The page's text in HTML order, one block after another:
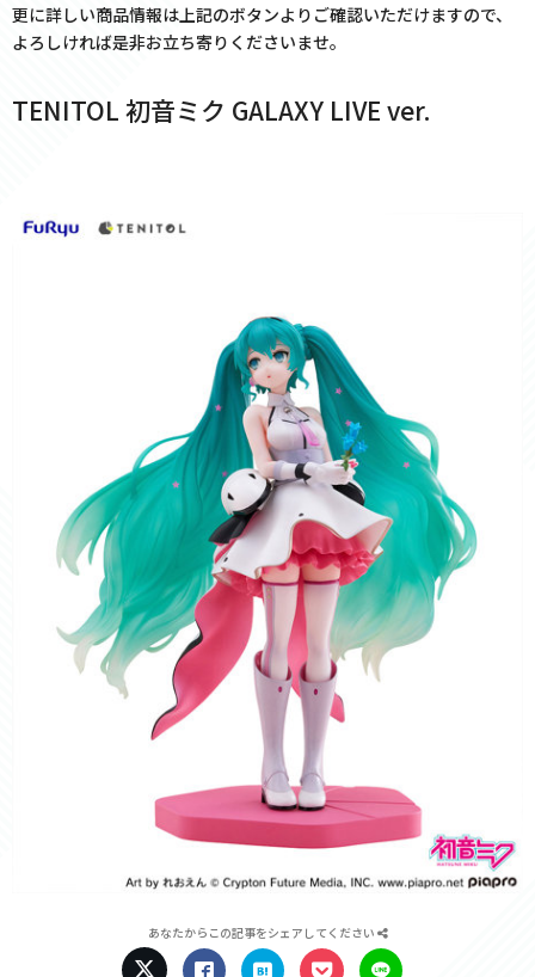
更に詳しい商品情報は上記のボタンよりご確認いただけますので、
よろしければ是非お立ち寄りくださいませ。
TENITOL 初音ミク GALAXY LIVE ver.
あなたからこの記事をシェアしてください